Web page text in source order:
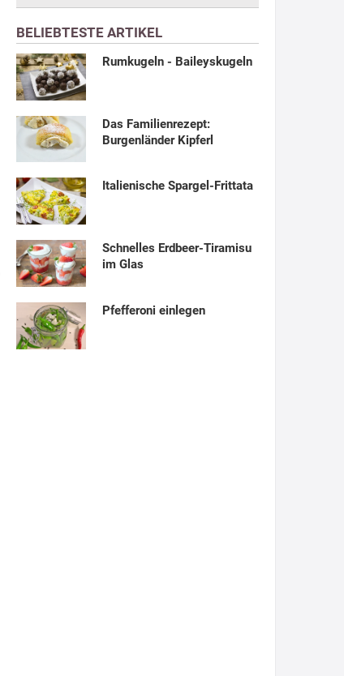
BELIEBTESTE ARTIKEL
Rumkugeln - Baileyskugeln
Das Familienrezept:
Burgenländer Kipferl
Italienische Spargel-Frittata
Schnelles Erdbeer-Tiramisu
im Glas
Pfefferoni einlegen